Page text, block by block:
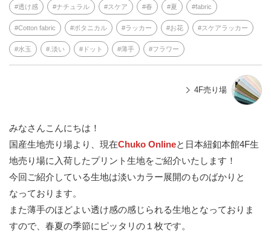
透け感 ナチュラル スケア 春 夏 fabric
Cotton fabric ボタニカル ラッカー お花 スケアラッカー
水玉 .淡い ドット 薄手 フラワー
4F売り場
みなさんこんにちは！
国産生地売り場より、現在Chuko Onlineと日本紐釦本館4F生
地売り場に入荷したプリント生地をご紹介いたします！
今回ご紹介している生地は淡いカラー展開のものばかりと
なっております。
また薄手のほどよい透け感の感じられる生地となっておりま
すので、春夏の季節にピッタリの１枚です。